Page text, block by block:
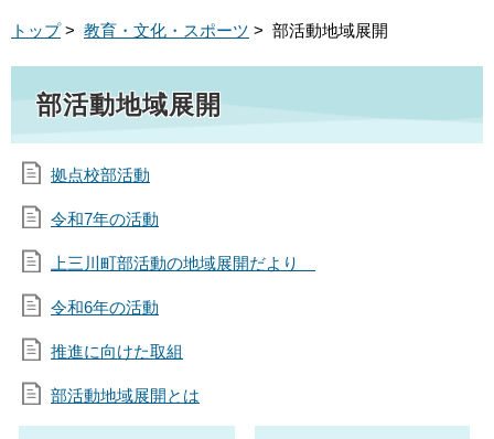
トップ> 教育・文化・スポーツ > 部活動地域展開
部活動地域展開
拠点校部活動
令和7年の活動
上三川町部活動の地域展開だより
令和6年の活動
推進に向けた取組
部活動地域展開とは